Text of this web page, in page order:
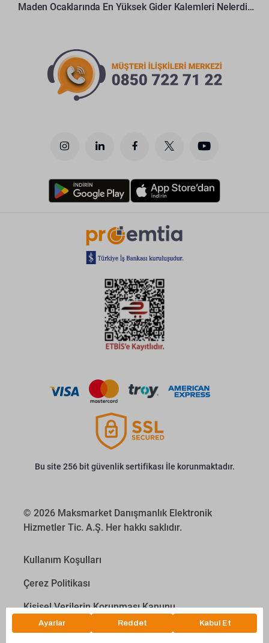
Maden Ocaklarında En Yüksek Gider Kalemleri Nelerdir?
Bu site 256 bit güvenlik sertifikası İle korunmaktadır.
© 2026 Maksmarket Danışmanlık Elektronik
Hizmetler Tic. A.Ş. Her hakkı saklıdır.
Kullanım Koşulları
Çerez Politikası
Kişisel Verilerin Korunması Kanunu
İletişim Aydınlatma Metni